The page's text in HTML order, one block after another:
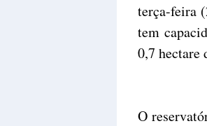
terça-feira
tem
0,7 hectare
O